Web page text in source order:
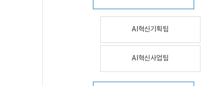
AI혁신기획팀
AI혁신사업팀